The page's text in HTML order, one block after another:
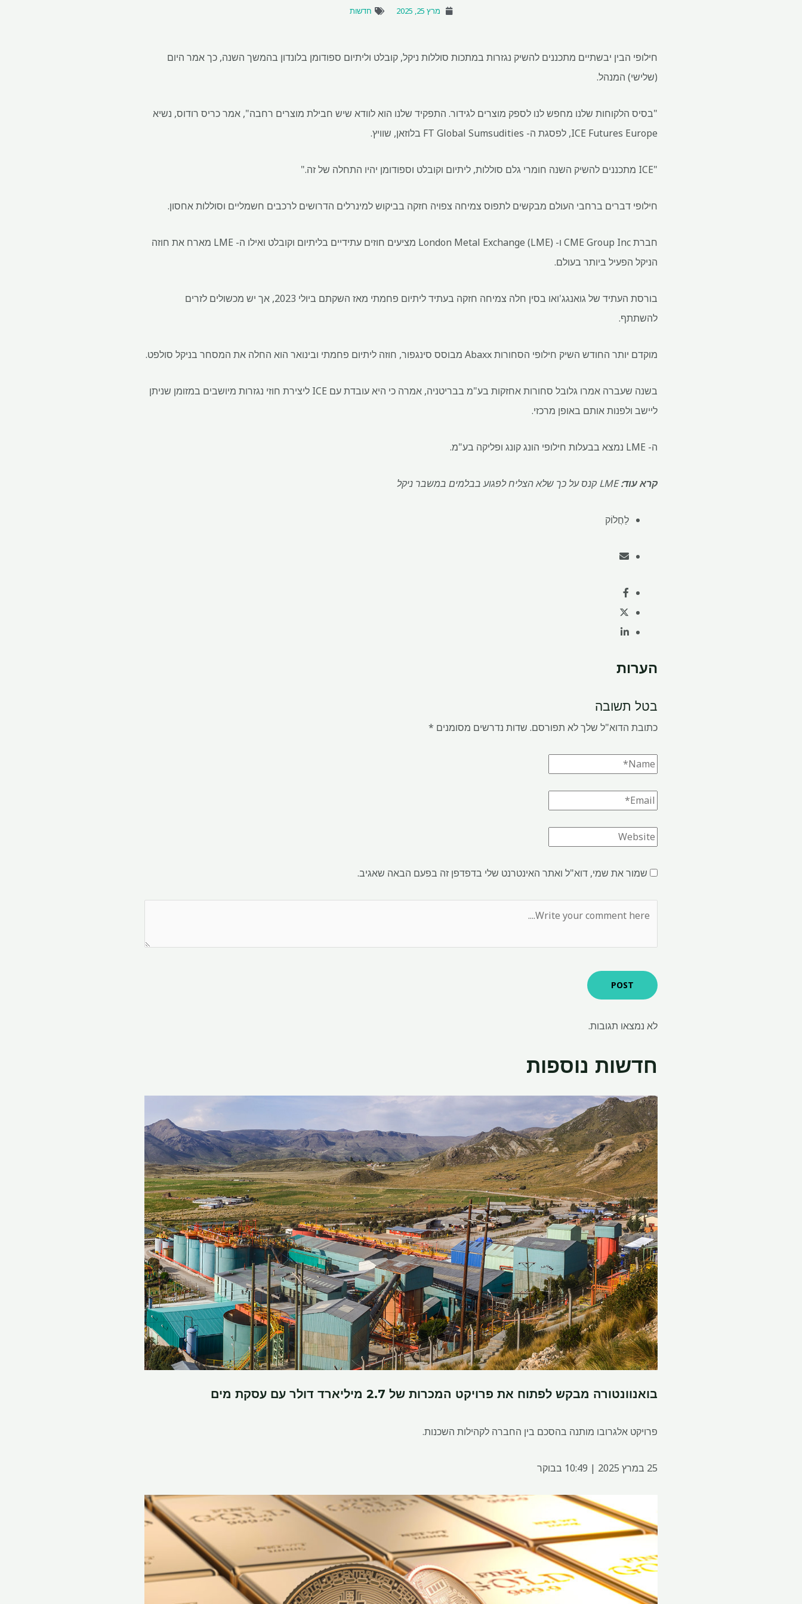
מרץ 25, 2025 חדשות
חילופי הבין יבשתיים מתכננים להשיק נגזרות במתכות סוללות ניקל, קובלט וליתיום ספודומן בלונדון בהמשך השנה, כך אמר היום
(שלישי) המנהל.
"בסיס הלקוחות שלנו מחפש לנו לספק מוצרים לגידור. התפקיד שלנו הוא לוודא שיש חבילת מוצרים רחבה", אמר כריס רודוס, נשיא
ICE Futures Europe, לפסגת ה- FT Global Sumsudities בלוזאן, שוויץ.
"ICE מתכננים להשיק השנה חומרי גלם סוללות, ליתיום וקובלט וספודומן יהיו התחלה של זה."
חילופי דברים ברחבי העולם מבקשים לתפוס צמיחה צפויה חזקה בביקוש למינרלים הדרושים לרכבים חשמליים וסוללות אחסון.
חברת CME Group Inc ו- London Metal Exchange (LME) מציעים חוזים עתידיים בליתיום וקובלט ואילו ה- LME מארח את חוזה
הניקל הפעיל ביותר בעולם.
בורסת העתיד של גואנגג'ואו בסין חלה צמיחה חזקה בעתיד ליתיום פחמתי מאז השקתם ביולי 2023, אך יש מכשולים לזרים
להשתתף.
מוקדם יותר החודש השיק חילופי הסחורות Abaxx מבוסס סינגפור, חוזה ליתיום פחמתי ובינואר הוא החלה את המסחר בניקל סולפט.
בשנה שעברה אמרו גלובל סחורות אחזקות בע"מ בבריטניה, אמרה כי היא עובדת עם ICE ליצירת חוזי נגזרות מיושבים במזומן שניתן
ליישב ולפנות אותם באופן מרכזי.
ה- LME נמצא בבעלות חילופי הונג קונג ופליקה בע"מ.
קרא עוד:LME קנס על כך שלא הצליח לפגוע בבלמים במשבר ניקל
לַחֲלוֹק
הערות
בטל תשובה
כתובת הדוא"ל שלך לא תפורסם. שדות נדרשים מסומנים *
שמור את שמי, דוא"ל ואתר האינטרנט שלי בדפדפן זה בפעם הבאה שאגיב.
לא נמצאו תגובות.
חדשות נוספות
בואנוונטורה מבקש לפתוח את פרויקט המכרות של 2.7 מיליארד דולר עם עסקת מים
פרויקט אלגרובו מותנה בהסכם בין החברה לקהילות השכנות.
25 במרץ 2025 | 10:49 בבוקר